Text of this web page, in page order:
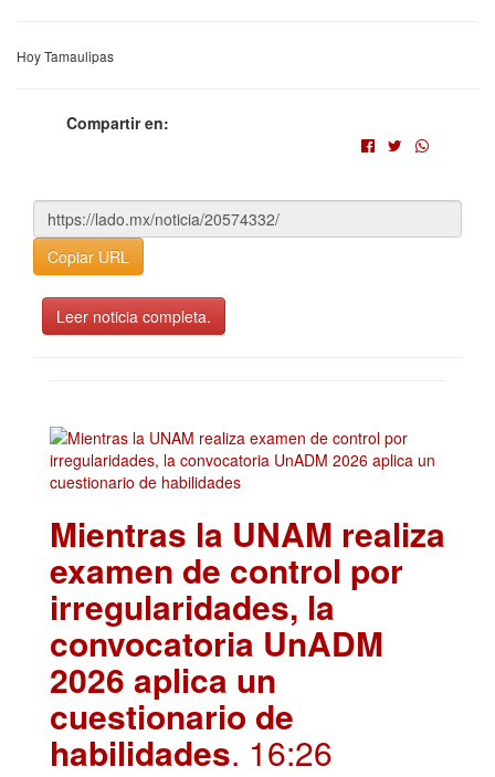
Hoy Tamaulipas
Compartir en:
Copiar URL
Leer noticia completa.
Mientras la UNAM realiza
examen de control por
irregularidades, la
convocatoria UnADM
2026 aplica un
cuestionario de
habilidades. 16:26